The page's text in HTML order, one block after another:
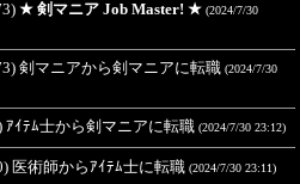
★ 剣マニア Job Master! ★ (2024/7/30
剣マニアから剣マニアに転職 (2024/7/30
ｱｲﾃﾑ士から剣マニアに転職 (2024/7/30 23:12)
医術師からｱｲﾃﾑ士に転職 (2024/7/30 23:11)